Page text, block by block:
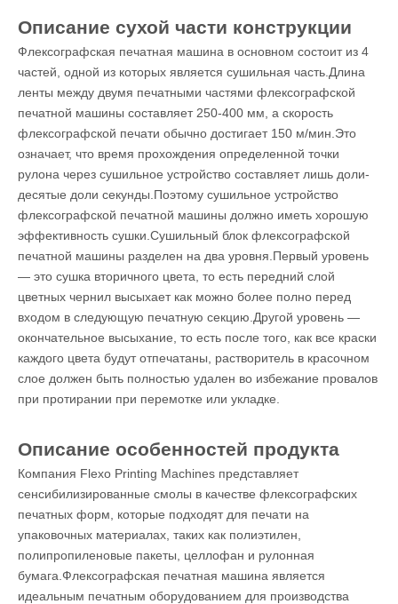
Описание сухой части конструкции
Флексографская печатная машина в основном состоит из 4
частей, одной из которых является сушильная часть.Длина
ленты между двумя печатными частями флексографской
печатной машины составляет 250-400 мм, а скорость
флексографской печати обычно достигает 150 м/мин.Это
означает, что время прохождения определенной точки
рулона через сушильное устройство составляет лишь доли-
десятые доли секунды.Поэтому сушильное устройство
флексографской печатной машины должно иметь хорошую
эффективность сушки.Сушильный блок флексографской
печатной машины разделен на два уровня.Первый уровень
— это сушка вторичного цвета, то есть передний слой
цветных чернил высыхает как можно более полно перед
входом в следующую печатную секцию.Другой уровень —
окончательное высыхание, то есть после того, как все краски
каждого цвета будут отпечатаны, растворитель в красочном
слое должен быть полностью удален во избежание провалов
при протирании при перемотке или укладке.
Описание особенностей продукта
Компания Flexo Printing Machines представляет
сенсибилизированные смолы в качестве флексографских
печатных форм, которые подходят для печати на
упаковочных материалах, таких как полиэтилен,
полипропиленовые пакеты, целлофан и рулонная
бумага.Флексографская печатная машина является
идеальным печатным оборудованием для производства